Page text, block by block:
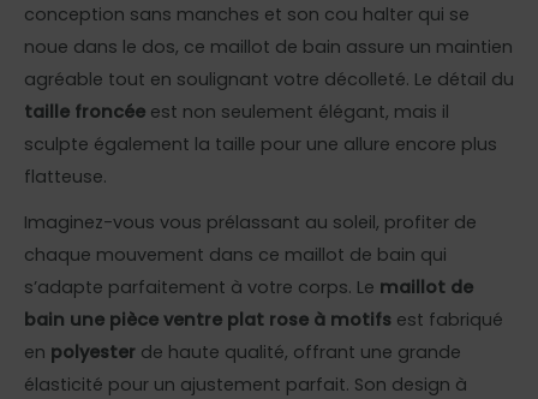
conception sans manches et son cou halter qui se
noue dans le dos, ce maillot de bain assure un maintien
agréable tout en soulignant votre décolleté. Le détail du
taille froncée est non seulement élégant, mais il
sculpte également la taille pour une allure encore plus
flatteuse.
Imaginez-vous vous prélassant au soleil, profiter de
chaque mouvement dans ce maillot de bain qui
s’adapte parfaitement à votre corps. Le maillot de
bain une pièce ventre plat rose à motifs est fabriqué
en polyester de haute qualité, offrant une grande
élasticité pour un ajustement parfait. Son design à